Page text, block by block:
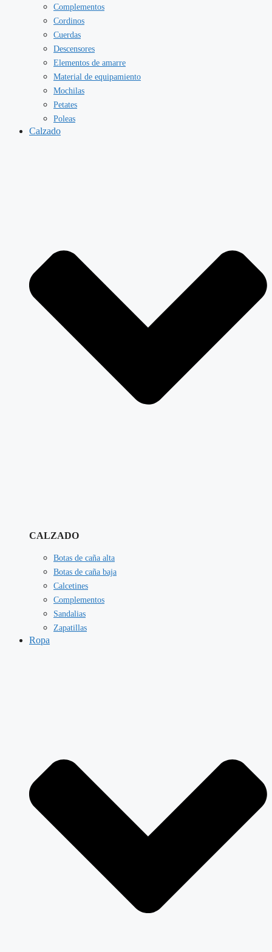
Complementos
Cordinos
Cuerdas
Descensores
Elementos de amarre
Material de equipamiento
Mochilas
Petates
Poleas
Calzado
CALZADO
Botas de caña alta
Botas de caña baja
Calcetines
Complementos
Sandalias
Zapatillas
Ropa